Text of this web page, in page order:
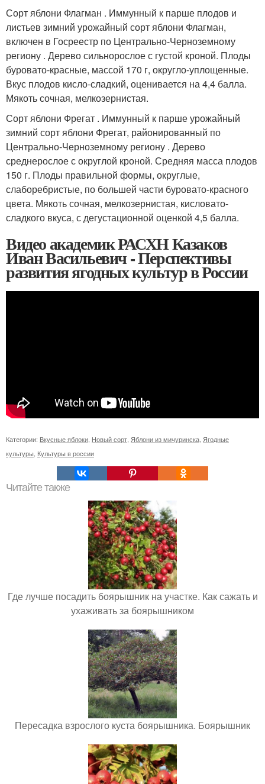
Сорт яблони Флагман . Иммунный к парше плодов и
листьев зимний урожайный сорт яблони Флагман,
включен в Госреестр по Центрально-Черноземному
региону . Дерево сильнорослое с густой кроной. Плоды
буровато-красные, массой 170 г, округло-уплощенные.
Вкус плодов кисло-сладкий, оценивается на 4,4 балла.
Мякоть сочная, мелкозернистая.
Сорт яблони Фрегат . Иммунный к парше урожайный
зимний сорт яблони Фрегат, районированный по
Центрально-Черноземному региону . Дерево
среднерослое с округлой кроной. Средняя масса плодов
150 г. Плоды правильной формы, округлые,
слаборебристые, по большей части буровато-красного
цвета. Мякоть сочная, мелкозернистая, кисловато-
сладкого вкуса, с дегустационной оценкой 4,5 балла.
Видео академик РАСХН Казаков
Иван Васильевич - Перспективы
развития ягодных культур в России
Категории: Вкусные яблоки Новый сорт Яблони из мичуринска Ягодные
культуры Культуры в россии
Читайте также
Где лучше посадить боярышник на участке. Как сажать и
ухаживать за боярышником
Пересадка взрослого куста боярышника. Боярышник